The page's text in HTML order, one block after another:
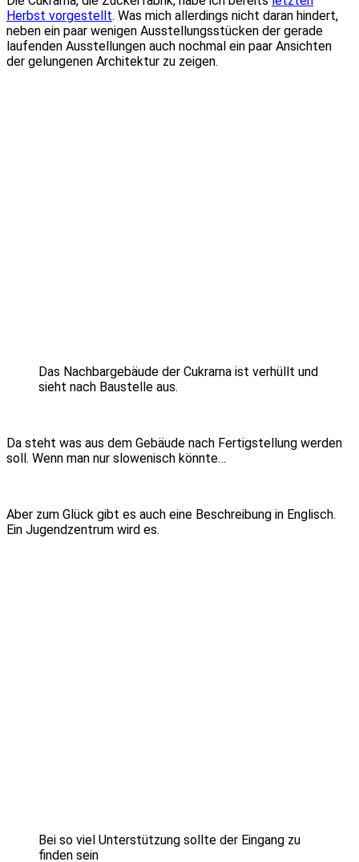
Herbst vorgestellt. Was mich allerdings nicht daran hindert,
neben ein paar wenigen Ausstellungsstücken der gerade
laufenden Ausstellungen auch nochmal ein paar Ansichten
der gelungenen Architektur zu zeigen.
Das Nachbargebäude der Cukrarna ist verhüllt und
sieht nach Baustelle aus.
Da steht was aus dem Gebäude nach Fertigstellung werden
soll. Wenn man nur slowenisch könnte…
Aber zum Glück gibt es auch eine Beschreibung in Englisch.
Ein Jugendzentrum wird es.
Bei so viel Unterstützung sollte der Eingang zu
finden sein